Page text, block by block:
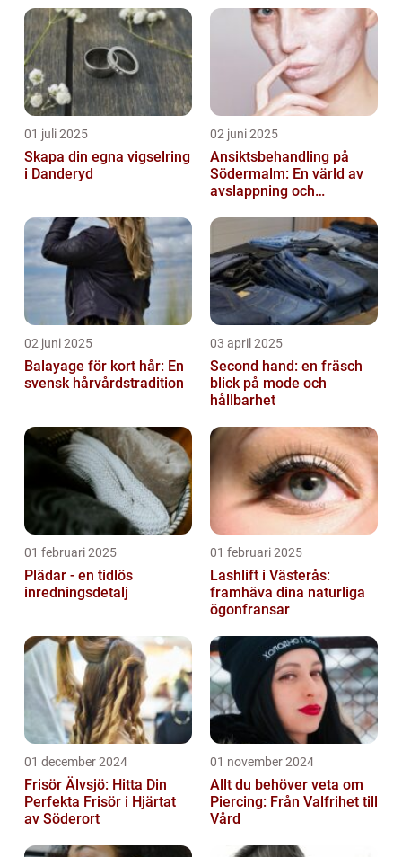
01 juli 2025
Skapa din egna vigselring
i Danderyd
02 juni 2025
Ansiktsbehandling på
Södermalm: En värld av
avslappning och
02 juni 2025
Balayage för kort hår: En
svensk hårvårdstradition
03 april 2025
Second hand: en fräsch
blick på mode och
hållbarhet
01 februari 2025
Plädar - en tidlös
inredningsdetalj
01 februari 2025
Lashlift i Västerås:
framhäva dina naturliga
ögonfransar
01 december 2024
Frisör Älvsjö: Hitta Din
Perfekta Frisör i Hjärtat
av Söderort
01 november 2024
Allt du behöver veta om
Piercing: Från Valfrihet till
Vård